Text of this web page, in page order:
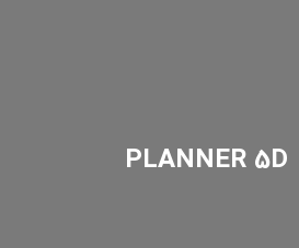
PLANNER 5D